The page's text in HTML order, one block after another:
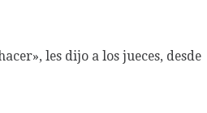
les dijo a los jueces, desde